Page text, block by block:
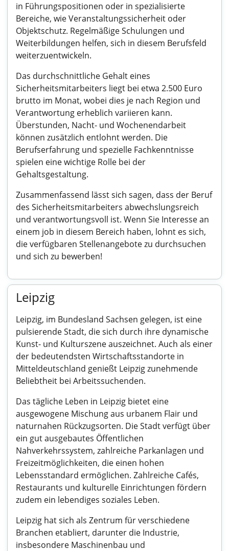
in Führungspositionen oder in spezialisierte
Bereiche, wie Veranstaltungssicherheit oder
Objektschutz. Regelmäßige Schulungen und
Weiterbildungen helfen, sich in diesem Berufsfeld
weiterzuentwickeln.
Das durchschnittliche Gehalt eines
Sicherheitsmitarbeiters liegt bei etwa 2.500 Euro
brutto im Monat, wobei dies je nach Region und
Verantwortung erheblich variieren kann.
Überstunden, Nacht- und Wochenendarbeit
können zusätzlich entlohnt werden. Die
Berufserfahrung und spezielle Fachkenntnisse
spielen eine wichtige Rolle bei der
Gehaltsgestaltung.
Zusammenfassend lässt sich sagen, dass der Beruf
des Sicherheitsmitarbeiters abwechslungsreich
und verantwortungsvoll ist. Wenn Sie Interesse an
einem job in diesem Bereich haben, lohnt es sich,
die verfügbaren Stellenangebote zu durchsuchen
und sich zu bewerben!
Leipzig
Leipzig, im Bundesland Sachsen gelegen, ist eine
pulsierende Stadt, die sich durch ihre dynamische
Kunst- und Kulturszene auszeichnet. Auch als einer
der bedeutendsten Wirtschaftsstandorte in
Mitteldeutschland genießt Leipzig zunehmende
Beliebtheit bei Arbeitssuchenden.
Das tägliche Leben in Leipzig bietet eine
ausgewogene Mischung aus urbanem Flair und
naturnahen Rückzugsorten. Die Stadt verfügt über
ein gut ausgebautes Öffentlichen
Nahverkehrssystem, zahlreiche Parkanlagen und
Freizeitmöglichkeiten, die einen hohen
Lebensstandard ermöglichen. Zahlreiche Cafés,
Restaurants und kulturelle Einrichtungen fördern
zudem ein lebendiges soziales Leben.
Leipzig hat sich als Zentrum für verschiedene
Branchen etabliert, darunter die Industrie,
insbesondere Maschinenbau und